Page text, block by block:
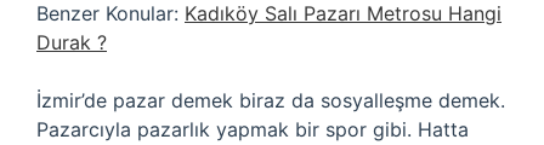
Benzer Konular: Kadıköy Salı Pazarı Metrosu Hangi
Durak ?
İzmir’de pazar demek biraz da sosyalleşme demek.
Pazarcıyla pazarlık yapmak bir spor gibi. Hatta